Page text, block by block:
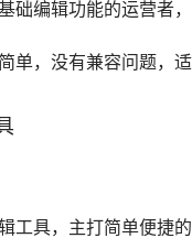
编辑功能的运营者
，没有兼容问题，适
具，主打简单便捷